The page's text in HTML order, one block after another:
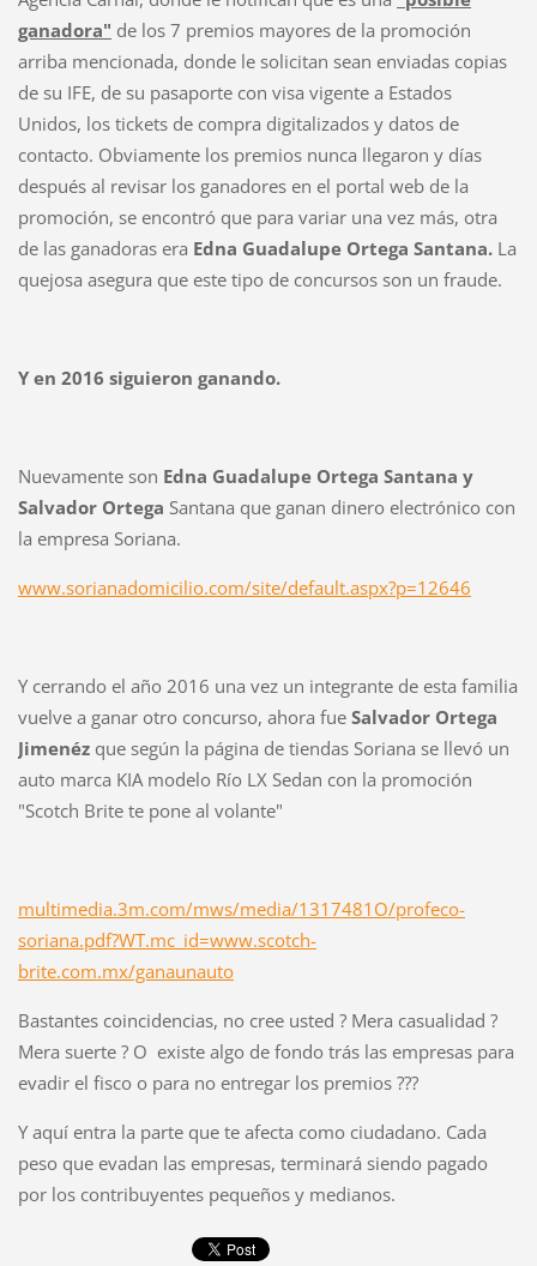
ganadora" de los 7 premios mayores de la promoción
arriba mencionada, donde le solicitan sean enviadas copias
de su IFE, de su pasaporte con visa vigente a Estados
Unidos, los tickets de compra digitalizados y datos de
contacto. Obviamente los premios nunca llegaron y días
después al revisar los ganadores en el portal web de la
promoción, se encontró que para variar una vez más, otra
de las ganadoras era Edna Guadalupe Ortega Santana. La
quejosa asegura que este tipo de concursos son un fraude.
Y en 2016 siguieron ganando.
Nuevamente son Edna Guadalupe Ortega Santana y
Salvador Ortega Santana que ganan dinero electrónico con
la empresa Soriana.
www.sorianadomicilio.com/site/default.aspx?p=12646
Y cerrando el año 2016 una vez un integrante de esta familia
vuelve a ganar otro concurso, ahora fue Salvador Ortega
Jimenézque según la página de tiendas Soriana se llevó un
auto marca KIA modelo Río LX Sedan con la promoción
"Scotch Brite te pone al volante"
multimedia.3m.com/mws/media/1317481O/profeco-
soriana.pdf?WT.mc_id=www.scotch-
brite.com.mx/ganaunauto
Bastantes coincidencias, no cree usted ? Mera casualidad ?
Mera suerte ? O existe algo de fondo trás las empresas para
evadir el fisco o para no entregar los premios ???
Y aquí entra la parte que te afecta como ciudadano. Cada
peso que evadan las empresas, terminará siendo pagado
por los contribuyentes pequeños y medianos.